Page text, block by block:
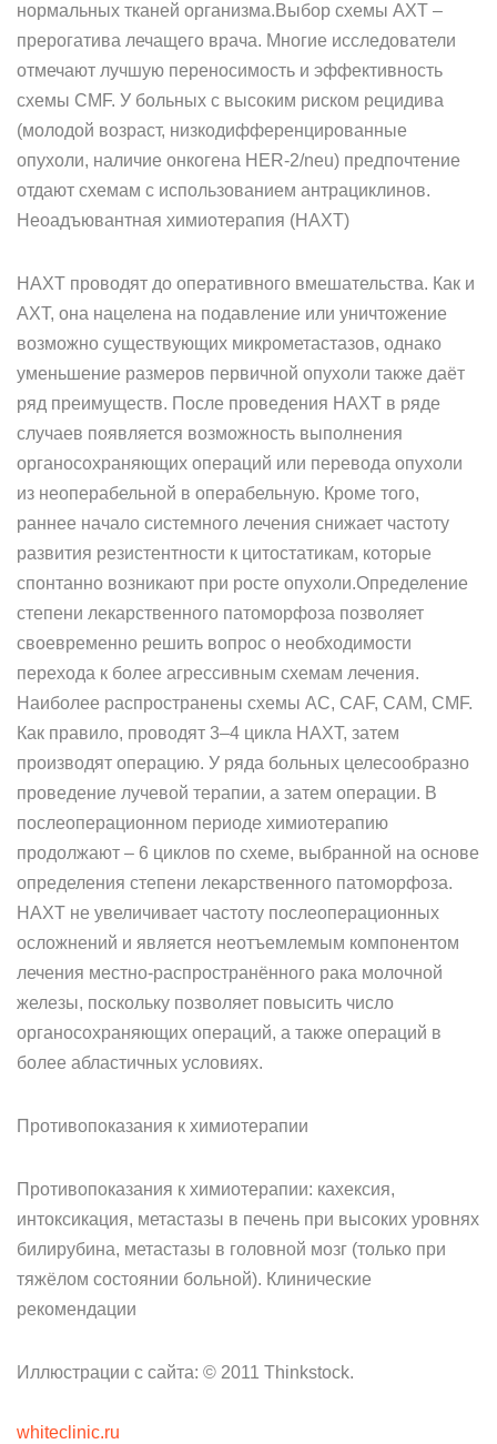
нормальных тканей организма.Выбор схемы АХТ –
прерогатива лечащего врача. Многие исследователи
отмечают лучшую переносимость и эффективность
схемы CMF. У больных с высоким риском рецидива
(молодой возраст, низкодифференцированные
опухоли, наличие онкогена HER-2/neu) предпочтение
отдают схемам с использованием антрациклинов.
Неоадъювантная химиотерапия (НАХТ)
НАХТ проводят до оперативного вмешательства. Как и
АХТ, она нацелена на подавление или уничтожение
возможно существующих микрометастазов, однако
уменьшение размеров первичной опухоли также даёт
ряд преимуществ. После проведения НАХТ в ряде
случаев появляется возможность выполнения
органосохраняющих операций или перевода опухоли
из неоперабельной в операбельную. Кроме того,
раннее начало системного лечения снижает частоту
развития резистентности к цитостатикам, которые
спонтанно возникают при росте опухоли.Определение
степени лекарственного патоморфоза позволяет
своевременно решить вопрос о необходимости
перехода к более агрессивным схемам лечения.
Наиболее распространены схемы AC, CAF, CAM, CMF.
Как правило, проводят 3–4 цикла НАХТ, затем
производят операцию. У ряда больных целесообразно
проведение лучевой терапии, а затем операции. В
послеоперационном периоде химиотерапию
продолжают – 6 циклов по схеме, выбранной на основе
определения степени лекарственного патоморфоза.
НАХТ не увеличивает частоту послеоперационных
осложнений и является неотъемлемым компонентом
лечения местно-распространённого рака молочной
железы, поскольку позволяет повысить число
органосохраняющих операций, а также операций в
более абластичных условиях.
Противопоказания к химиотерапии
Противопоказания к химиотерапии: кахексия,
интоксикация, метастазы в печень при высоких уровнях
билирубина, метастазы в головной мозг (только при
тяжёлом состоянии больной). Клинические
рекомендации
Иллюстрации с сайта: © 2011 Thinkstock.
whiteclinic.ru